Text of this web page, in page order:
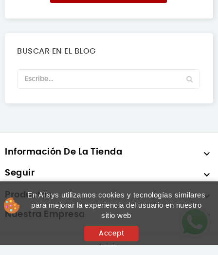
BUSCAR EN EL BLOG
Información De La Tienda 
Seguir 
Productos 
Nuestra Empresa 
En Alisys utilizamos cookies y tecnologías similares
para mejorar la experiencia del usuario en nuestro
sitio web
Accept
Inicio